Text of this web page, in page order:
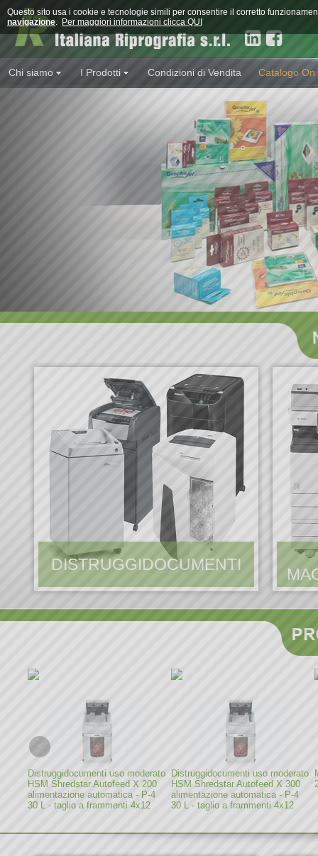
Questo sito usa i cookie e tecnologie simili per consentire il corretto
navigazione. Per maggiori informazioni clicca QUI
Chi siamo I Prodotti Condizioni di Vendita Catalogo On
DISTRUGGIDOCUMENTI
Distruggidocumenti uso moderato
HSM Shredstar Autofeed X 200
alimentazione automatica - P-4
30 L - taglio a frammenti 4x12
Distruggidocumenti uso moderato
HSM Shredstar Autofeed X 300
alimentazione automatica - P-4
30 L - taglio a frammenti 4x12